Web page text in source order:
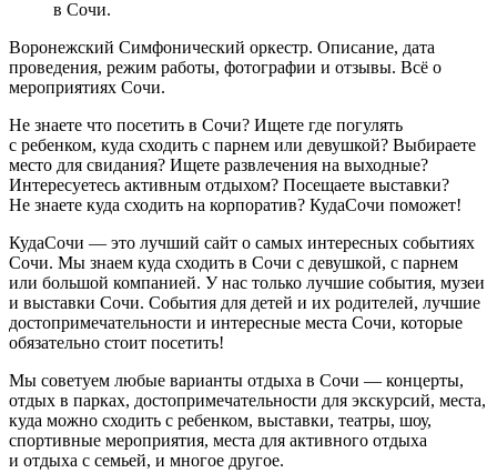
в Сочи.
Воронежский Симфонический оркестр. Описание, дата
проведения, режим работы, фотографии и отзывы. Всё о
мероприятиях Сочи.
Не знаете что посетить в Сочи? Ищете где погулять
с ребенком, куда сходить с парнем или девушкой? Выбираете
место для свидания? Ищете развлечения на выходные?
Интересуетесь активным отдыхом? Посещаете выставки?
Не знаете куда сходить на корпоратив? КудаСочи поможет!
КудаСочи — это лучший сайт о самых интересных событиях
Сочи. Мы знаем куда сходить в Сочи с девушкой, с парнем
или большой компанией. У нас только лучшие события, музеи
и выставки Сочи. События для детей и их родителей, лучшие
достопримечательности и интересные места Сочи, которые
обязательно стоит посетить!
Мы советуем любые варианты отдыха в Сочи — концерты,
отдых в парках, достопримечательности для экскурсий, места,
куда можно сходить с ребенком, выставки, театры, шоу,
спортивные мероприятия, места для активного отдыха
и отдыха с семьей, и многое другое.